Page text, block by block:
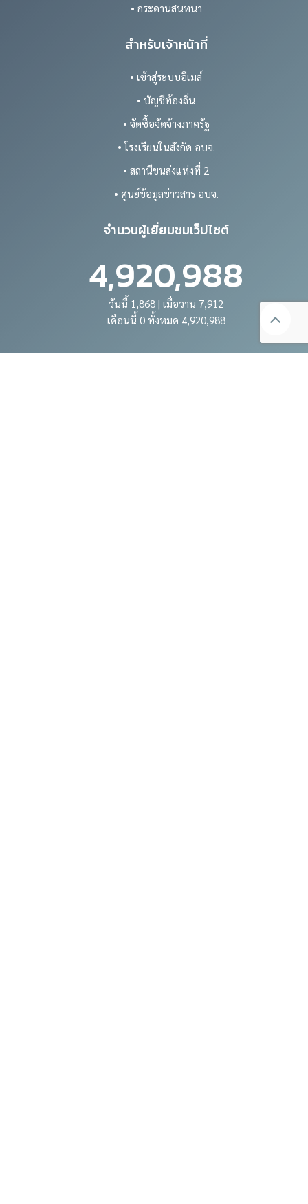
• กระดานสนทนา
สำหรับเจ้าหน้าที่
• เข้าสู่ระบบอีเมล์
• บัญชีท้องถิ่น
• จัดซื้อจัดจ้างภาครัฐ
• โรงเรียนในสังกัด อบจ.
• สถานีขนส่งแห่งที่ 2
• ศูนย์ข้อมูลข่าวสาร อบจ.
จำนวนผู้เยี่ยมชมเว็ปไซต์
4,920,988
วันนี้ 1,868 | เมื่อวาน 7,912
เดือนนี้ 0 ทั้งหมด 4,920,988